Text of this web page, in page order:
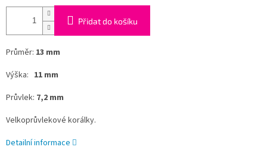
Přidat do košíku
Průměr: 13 mm
Výška: 11 mm
Průvlek: 7,2 mm
Velkoprůvlekové korálky.
Detailní informace